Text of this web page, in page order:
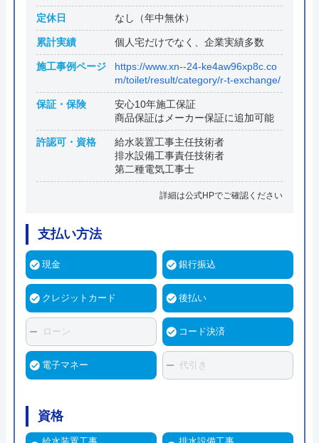
定休日 なし（年中無休）
累計実績 個人宅だけでなく、企業実績多数
施工事例ページ
https://www.xn--24-ke4aw96xp8c.co
m/toilet/result/category/r-t-exchange/
保証・保険
安心10年施工保証
商品保証はメーカー保証に追加可能
許認可・資格
給水装置工事主任技術者
排水設備工事責任技術者
第二種電気工事士
詳細は公式HPでご確認ください
支払い方法
現金 銀行振込
クレジットカード 後払い
ローン コード決済
電子マネー 代引き
資格